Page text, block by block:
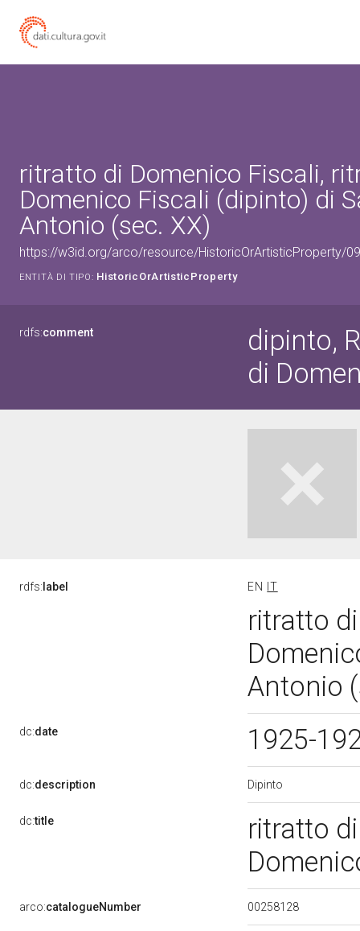
ritratto di Domenico Fiscali,
Domenico Fiscali (dipinto) di
Antonio (sec. XX)
https://w3id.org/arco/resource/HistoricOrArtisticProperty/
ENTITÀ DI TIPO: HistoricOrArtisticProperty
rdfs:comment
dipinto,
di
rdfs: label EN IT
ritratto
Antonio
dc:date 1925-
dc:description Dipinto
dc:title
ritratto
arco:catalogueNumber 00258128